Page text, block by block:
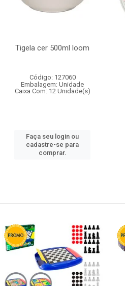
Tigela cer 500ml loom
Código: 127060
Embalagem: Unidade
Caixa Com: 12 Unidade(s)
Faça seu login ou
cadastre-se para
comprar.